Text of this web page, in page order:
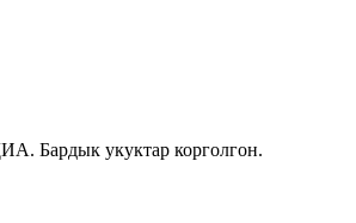
Бардык укуктар корголгон.